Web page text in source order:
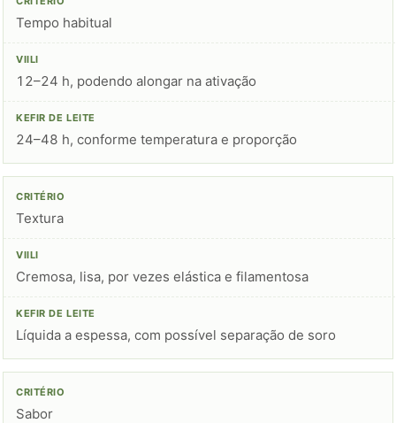
Tempo habitual
12–24 h, podendo alongar na ativação
24–48 h, conforme temperatura e proporção
Textura
Cremosa, lisa, por vezes elástica e filamentosa
Líquida a espessa, com possível separação de soro
Sabor